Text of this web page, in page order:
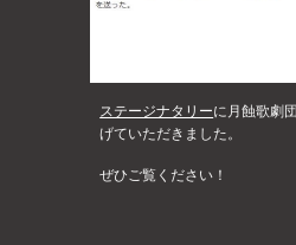
ステージナタリーに月蝕歌劇
げていただきました。
ぜひご覧ください！